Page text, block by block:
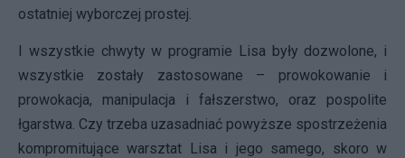
ostatniej wyborczej prostej.
I wszystkie chwyty w programie Lisa były dozwolone, i
wszystkie zostały zastosowane – prowokowanie i
prowokacja, manipulacja i fałszerstwo, oraz pospolite
łgarstwa. Czy trzeba uzasadniać powyższe spostrzeżenia
kompromitujące warsztat Lisa i jego samego, skoro w